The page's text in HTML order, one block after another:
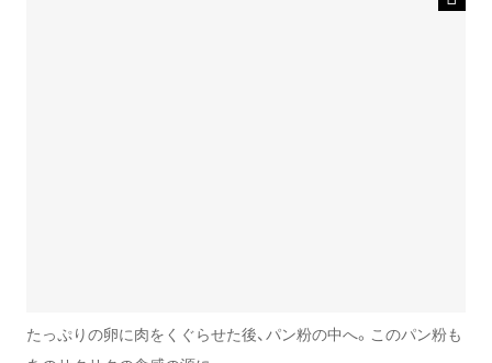
たっぷりの卵に肉をくぐらせた後、パン粉の中へ。このパン粉も